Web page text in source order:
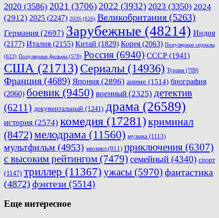
2020 (3586) 2021 (3706) 2022 (3932) 2023 (3350) 2024
(2912) 2025 (2247) 2026 (626) Великобритания (5263)
Германия (2697) Зарубежные (48214) Индия
(2177) Италия (2155) Китай (1829) Корея (2063) Популярные сериалы
(623) Популярные фильмы (578) Россия (6940) СССР (1941)
США (21713) Сериалы (14936) Турция (709)
Франция (4689) Япония (2896) аниме (1514) биография
(2060) боевик (9450) военный (2325) детектив
(6211) документальный (1241) драма (26589)
история (2574) комедия (17281)криминал
(8472)мелодрама (11560) музыка (1113)
мультфильм (4953) мюзикл (911) приключения (6307)
с высоким рейтингом (7479) семейный (4340) спорт
(1147) триллер (11367) ужасы (5970) фантастика
(4872) фэнтези (5514)
Еще интересное